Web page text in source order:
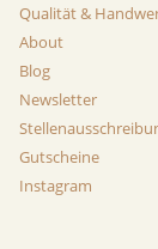
Qualität &
About
Blog
Newsletter
Gutscheine
Instagram